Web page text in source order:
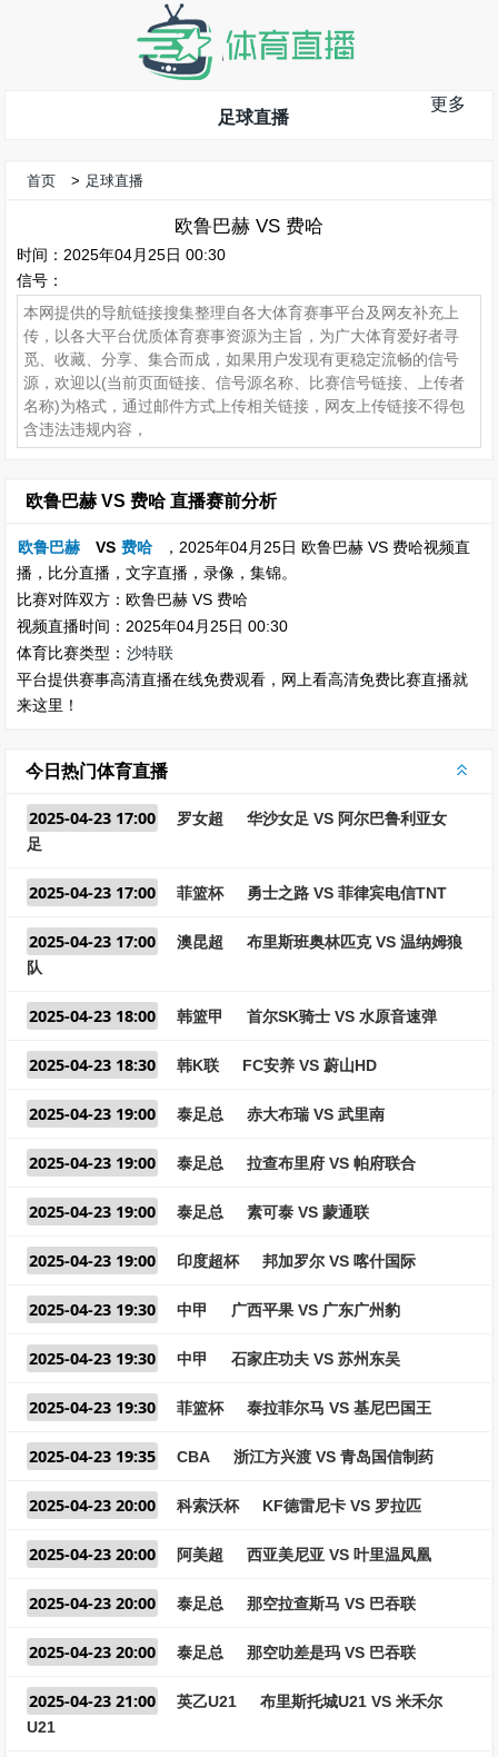
足球直播
更多
首页 > 足球直播
欧鲁巴赫 VS 费哈
时间：2025年04月25日 00:30
信号：
本网提供的导航链接搜集整理自各大体育赛事平台及网友补充上
传，以各大平台优质体育赛事资源为主旨，为广大体育爱好者寻
觅、收藏、分享、集合而成，如果用户发现有更稳定流畅的信号
源，欢迎以(当前页面链接、信号源名称、比赛信号链接、上传者
名称)为格式，通过邮件方式上传相关链接，网友上传链接不得包
含违法违规内容，
欧鲁巴赫 VS 费哈 直播赛前分析
欧鲁巴赫 VS 费哈
，2025年04月25日 欧鲁巴赫 VS 费哈视频直
播，比分直播，文字直播，录像，集锦。
比赛对阵双方：欧鲁巴赫 VS 费哈
视频直播时间：2025年04月25日 00:30
体育比赛类型： 沙特联
平台提供赛事高清直播在线免费观看，网上看高清免费比赛直播就
来这里！
今日热门体育直播
2025-04-23 17:00 罗女超
华沙女足 VS 阿尔巴鲁利亚女
足
2025-04-23 17:00 菲篮杯 勇士之路 VS 菲律宾电信TNT
2025-04-23 17:00 澳昆超
布里斯班奥林匹克 VS 温纳姆狼
队
2025-04-23 18:00 韩篮甲 首尔SK骑士 VS 水原音速弹
2025-04-23 18:30 韩K联 FC安养 VS 蔚山HD
2025-04-23 19:00 泰足总 赤大布瑞 VS 武里南
2025-04-23 19:00 泰足总 拉查布里府 VS 帕府联合
2025-04-23 19:00 泰足总 素可泰 VS 蒙通联
2025-04-23 19:00 印度超杯 邦加罗尔 VS 喀什国际
2025-04-23 19:30 中甲 广西平果 VS 广东广州豹
2025-04-23 19:30 中甲 石家庄功夫 VS 苏州东吴
2025-04-23 19:30 菲篮杯 泰拉菲尔马 VS 基尼巴国王
2025-04-23 19:35 CBA 浙江方兴渡 VS 青岛国信制药
2025-04-23 20:00 科索沃杯 KF德雷尼卡 VS 罗拉匹
2025-04-23 20:00 阿美超 西亚美尼亚 VS 叶里温凤凰
2025-04-23 20:00 泰足总 那空拉查斯马 VS 巴吞联
2025-04-23 20:00 泰足总 那空叻差是玛 VS 巴吞联
2025-04-23 21:00 英乙U21
布里斯托城U21 VS 米禾尔
U21